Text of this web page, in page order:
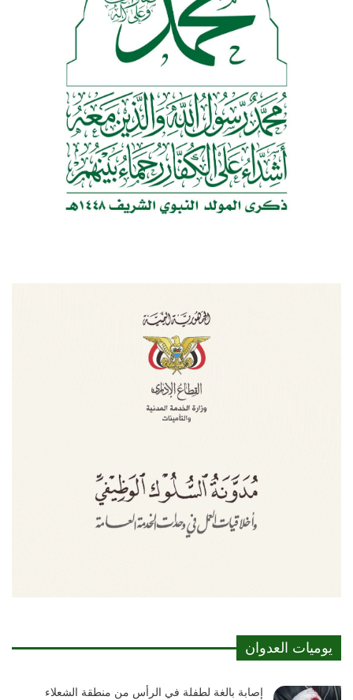
يوميات العدوان
إصابة بالغة لطفلة في الرأس من منطقة الشعلاء